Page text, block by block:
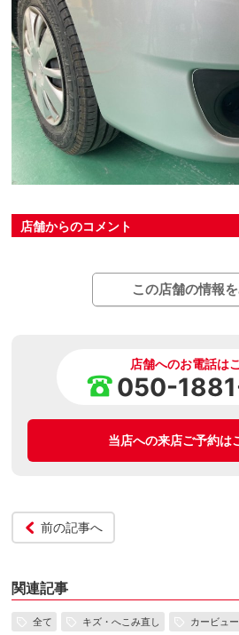
店舗からのコメント
この店舗の情報
店舗へのお電話は
050-
当店への来店ご予約は
前の記事へ
関連記事
全て キズ・へこみ直し カービュ